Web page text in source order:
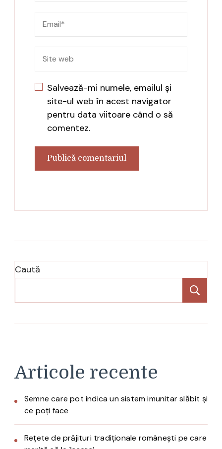
Salvează-mi numele, emailul și
site-ul web în acest navigator
pentru data viitoare când o să
comentez.
Caută
Articole recente
Semne care pot indica un sistem imunitar slăbit și
ce poți face
Rețete de prăjituri tradiționale românești pe care